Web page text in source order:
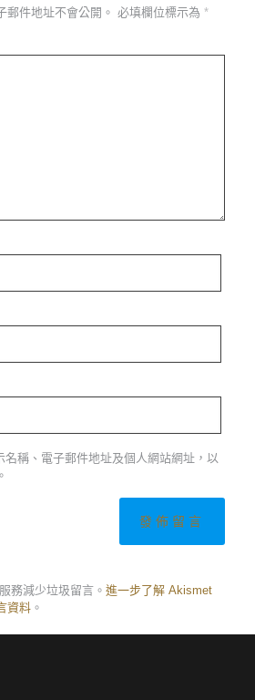
郵件地址不會公開。 必填欄位標示為 *
名稱、電子郵件地址及個人網站網址，以
務減少垃圾留言。 進一步了解 Akismet
資料 。